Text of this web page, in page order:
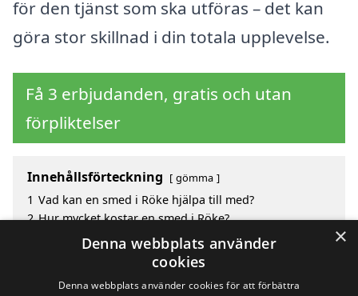
för den tjänst som ska utföras – det kan
göra stor skillnad i din totala upplevelse.
Få 3 erbjudanden, gratis och utan
förpliktelser
Innehållsförteckning gömma
1 Vad kan en smed i Röke hjälpa till med?
2 Hur mycket kostar en smed i Röke?
Fördelar med att välja smed i Röke
Sök efter en skicklig smed i de omgivande städerna
×
Denna webbplats använder
cookies
Denna webbplats använder cookies för att förbättra